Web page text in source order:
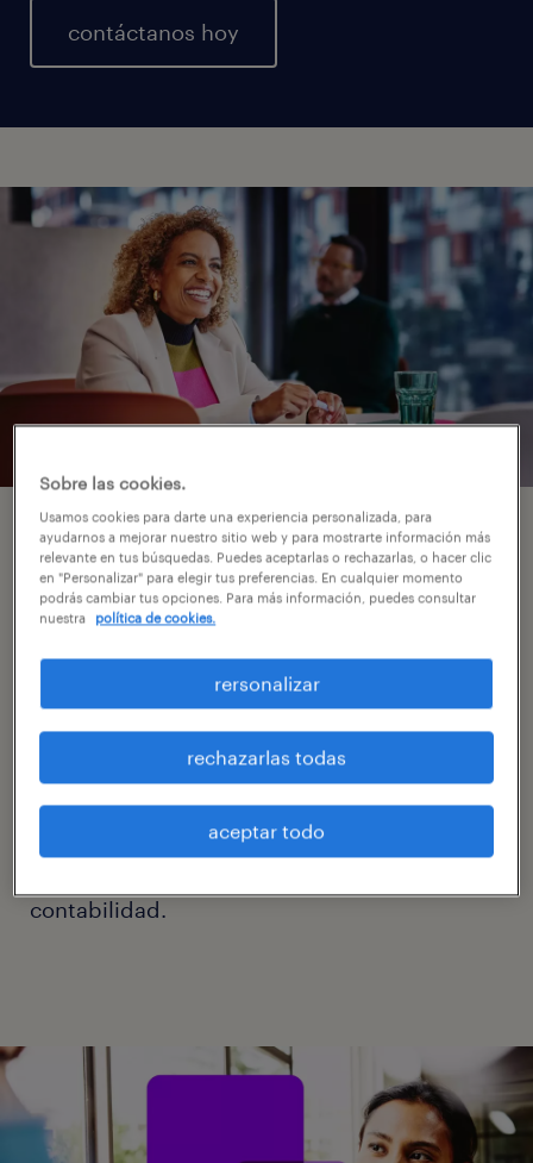
contáctanos hoy
reclutamos al mejor talento
de banca e instituciones
financieras.
Si necesitas un candidato con habilidades
analíticas y visión para los negocios de
primera línea ¡estás en el lugar correcto! Nos
especializamos en encontrar al profesional
perfecto para tu empresa, ya que contamos
contabilidad.
Sobre las cookies.
Usamos cookies para darte una experiencia personalizada, para
ayudarnos a mejorar nuestro sitio web y para mostrarte información más
relevante en tus búsquedas. Puedes aceptarlas o rechazarlas, o hacer clic
en "Personalizar" para elegir tus preferencias. En cualquier momento
podrás cambiar tus opciones. Para más información, puedes consultar
nuestra
política de cookies.
rersonalizar
rechazarlas todas
aceptar todo